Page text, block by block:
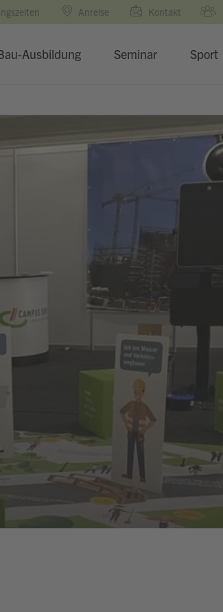
Anreise Kontakt
Ausbildung Seminar Sport